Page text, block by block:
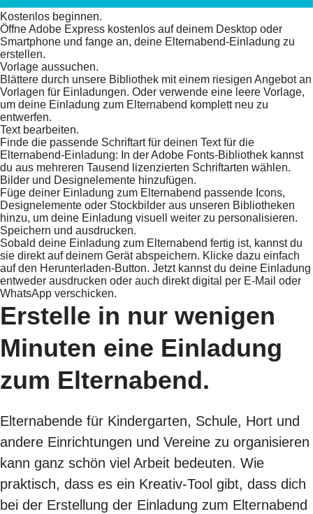
Kostenlos beginnen.
Öffne Adobe Express kostenlos auf deinem Desktop oder
Smartphone und fange an, deine Elternabend-Einladung zu
erstellen.
Vorlage aussuchen.
Blättere durch unsere Bibliothek mit einem riesigen Angebot an
Vorlagen für Einladungen. Oder verwende eine leere Vorlage,
um deine Einladung zum Elternabend komplett neu zu
entwerfen.
Text bearbeiten.
Finde die passende Schriftart für deinen Text für die
Elternabend-Einladung: In der Adobe Fonts-Bibliothek kannst
du aus mehreren Tausend lizenzierten Schriftarten wählen.
Bilder und Designelemente hinzufügen.
Füge deiner Einladung zum Elternabend passende Icons,
Designelemente oder Stockbilder aus unseren Bibliotheken
hinzu, um deine Einladung visuell weiter zu personalisieren.
Speichern und ausdrucken.
Sobald deine Einladung zum Elternabend fertig ist, kannst du
sie direkt auf deinem Gerät abspeichern. Klicke dazu einfach
auf den Herunterladen-Button. Jetzt kannst du deine Einladung
entweder ausdrucken oder auch direkt digital per E-Mail oder
WhatsApp verschicken.
Erstelle in nur wenigen
Minuten eine Einladung
zum Elternabend.
Elternabende für Kindergarten, Schule, Hort und
andere Einrichtungen und Vereine zu organisieren
kann ganz schön viel Arbeit bedeuten. Wie
praktisch, dass es ein Kreativ-Tool gibt, dass dich
bei der Erstellung der Einladung zum Elternabend